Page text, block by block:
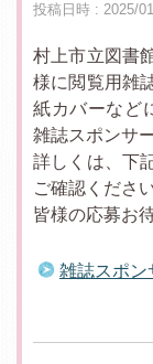
投稿日時 : 2025/
村上市立図書
様に閲覧用雑
紙カバーなど
雑誌スポンサ
詳しくは、下
ご確認ください
皆様の応募お
雑誌スポン